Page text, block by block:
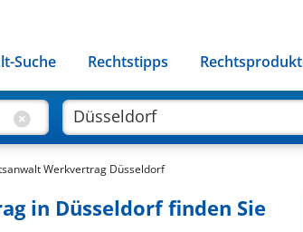
Suche Rechtstipps
Werkvertrag Düsseldorf
in Düsseldorf finden Sie